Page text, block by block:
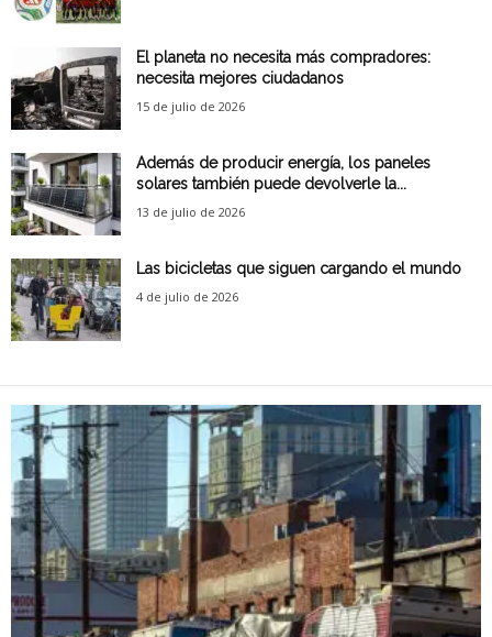
El planeta no necesita más compradores:
necesita mejores ciudadanos
15 de julio de 2026
Además de producir energía, los paneles
solares también puede devolverle la...
13 de julio de 2026
Las bicicletas que siguen cargando el mundo
4 de julio de 2026